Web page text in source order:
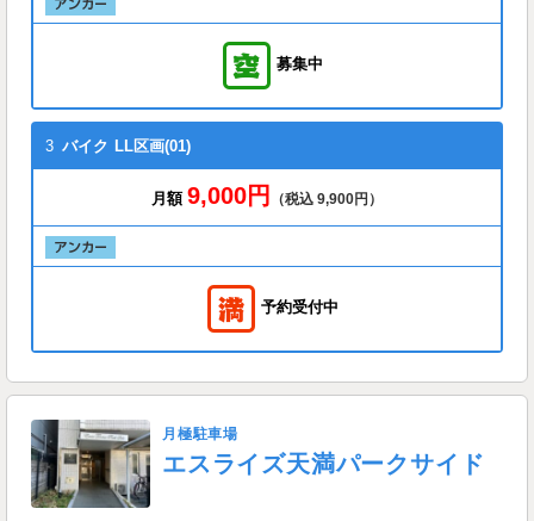
募集中
3 バイク LL区画(01)
月額 9,000円 （税込 9,900円）
予約受付中
月極駐車場
エスライズ天満パークサイド